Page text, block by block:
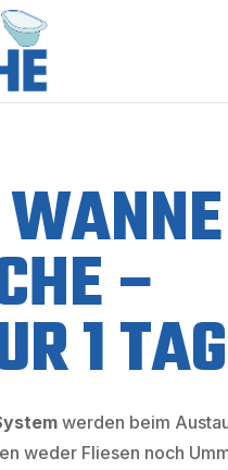
–
1 TAG
werden beim
weder Fliesen noch